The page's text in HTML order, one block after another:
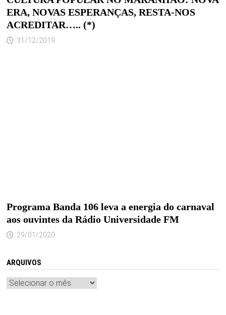
ERA, NOVAS ESPERANÇAS, RESTA-NOS
ACREDITAR….. (*)
31/12/2019
Programa Banda 106 leva a energia do carnaval
aos ouvintes da Rádio Universidade FM
29/01/2020
ARQUIVOS
Arquivos